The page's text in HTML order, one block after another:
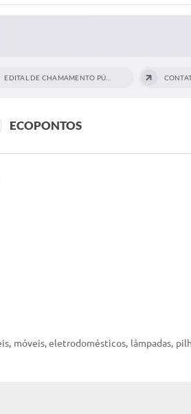
ECOPONTOS
móveis, eletrodomésticos, lâmpadas,